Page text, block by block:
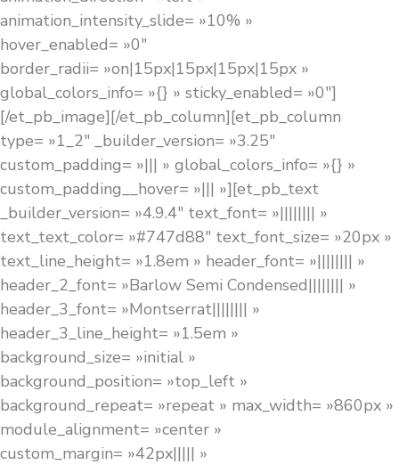
animation_intensity_slide= »10% »
hover_enabled= »0″
border_radii= »on|15px|15px|15px|15px »
global_colors_info= »{} » sticky_enabled= »0″]
[/et_pb_image][/et_pb_column][et_pb_column
type= »1_2″ _builder_version= »3.25″
custom_padding= »||| » global_colors_info= »{} »
custom_padding__hover= »||| »][et_pb_text
_builder_version= »4.9.4″ text_font= »|||||||| »
text_text_color= »#747d88″ text_font_size= »20px »
text_line_height= »1.8em » header_font= »|||||||| »
header_2_font= »Barlow Semi Condensed|||||||| »
header_3_font= »Montserrat|||||||| »
header_3_line_height= »1.5em »
background_size= »initial »
background_position= »top_left »
background_repeat= »repeat » max_width= »860px »
module_alignment= »center »
custom_margin= »42px||||| »